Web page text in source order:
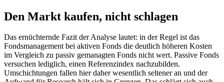
Den Markt kaufen, nicht schlagen
Das ernüchternde Fazit der Analyse lautet: in der Regel ist das
Fondsmanagement bei aktiven Fonds die deutlich höheren Kosten
im Vergleich zu passiv gemanagten Fonds nicht wert. Passive Fonds
versuchen lediglich, einen Referenzindex nachzubilden.
Umschichtungen fallen hier daher wesentlich seltener an und der